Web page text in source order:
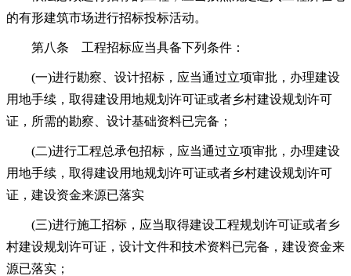
的有形建筑市场进行招标投标活动。
第八条 工程招标应当具备下列条件：
(一)进行勘察、设计招标，应当通过立项审批，办理建设
用地手续，取得建设用地规划许可证或者乡村建设规划许可
证，所需的勘察、设计基础资料已完备；
(二)进行工程总承包招标，应当通过立项审批，办理建设
用地手续，取得建设用地规划许可证或者乡村建设规划许可
证，建设资金来源已落实
(三)进行施工招标，应当取得建设工程规划许可证或者乡
村建设规划许可证，设计文件和技术资料已完备，建设资金来
源已落实；